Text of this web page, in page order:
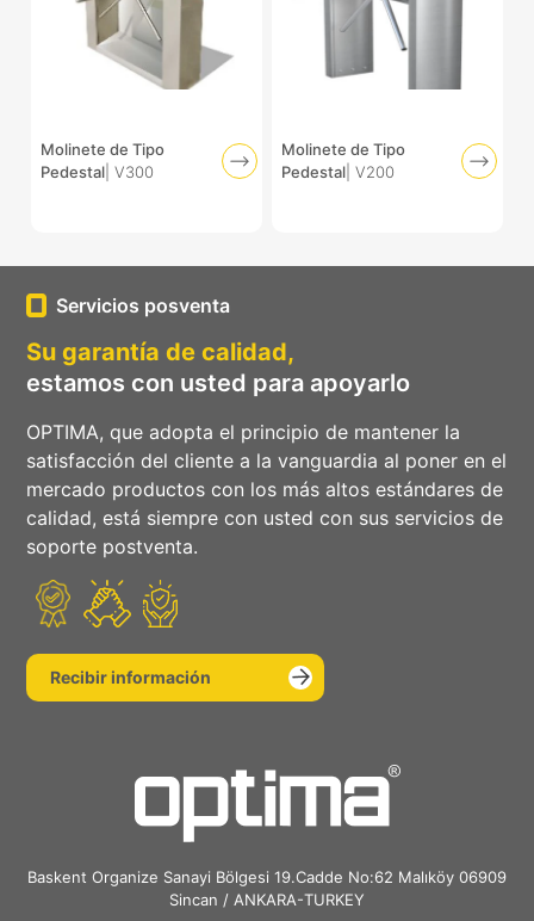
Molinete de Tipo
Pedestal | V300
Molinete de Tipo
Pedestal| V200
Servicios posventa
Su garantía de calidad,
estamos con usted para apoyarlo
OPTIMA, que adopta el principio de mantener la
satisfacción del cliente a la vanguardia al poner en el
mercado productos con los más altos estándares de
calidad, está siempre con usted con sus servicios de
soporte postventa.
Recibir información
Baskent Organize Sanayi Bölgesi 19.Cadde No:62 Malıköy 06909
Sincan / ANKARA-TURKEY